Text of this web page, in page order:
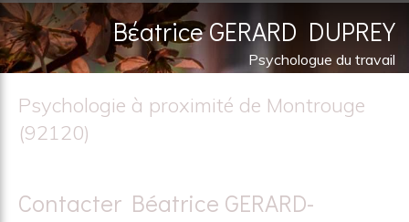
Bέatrice GERARD DUPREY
Psychologue du travail
Psychologie à proximité de Montrouge
(92120)
Contacter Béatrice GERARD-